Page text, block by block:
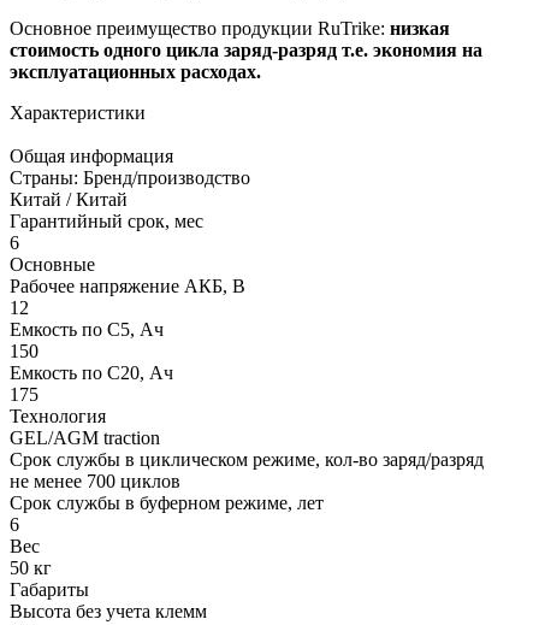
Основное преимущество продукции RuTrike: низкая
стоимость одного цикла заряд-разряд т.е. экономия на
эксплуатационных расходах.
Характеристики
Общая информация
Страны: Бренд/производство
Китай / Китай
Гарантийный срок, мес
6
Основные
Рабочее напряжение АКБ, B
12
Емкость по С5, Ач
150
Емкость по С20, Ач
175
Технология
GEL/AGM traction
Срок службы в циклическом режиме, кол-во заряд/разряд
не менее 700 циклов
Срок службы в буферном режиме, лет
6
Вес
50 кг
Габариты
Высота без учета клемм